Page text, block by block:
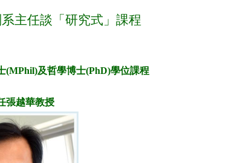
主任談「研究式」課程
(MPhil)及哲學博士(PhD)學位課程
張越華教授